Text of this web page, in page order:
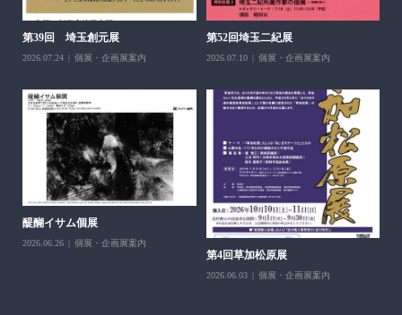
第39回 埼玉創元展
2026.07.24 個展・企画展案内
第52回埼玉二紀展
2026.07.10 個展・企画展案内
醍醐イサム個展
2026.06.26 個展・企画展案内
第4回草加松原展
2026.06.03 個展・企画展案内